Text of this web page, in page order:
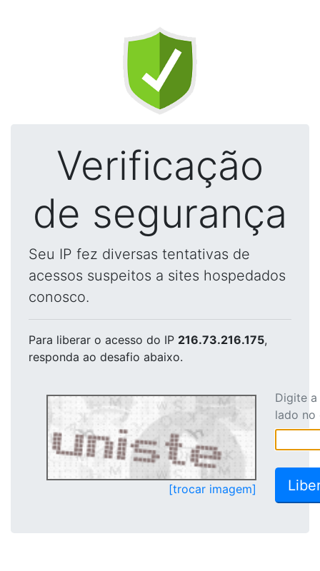
Verificação
de segurança
Seu IP fez diversas tentativas de
acessos suspeitos a sites hospedados
conosco.
Para liberar o acesso do IP 216.73.216.175,
responda ao desafio abaixo.
[trocar imagem]
Digite
lado no